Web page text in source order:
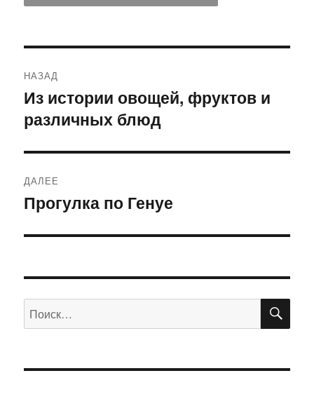
по
записям
НАЗАД
Предыдущая
запись:
Из истории овощей, фруктов и
различных блюд
ДАЛЕЕ
Следующая
Прогулка по Генуе
Искать: